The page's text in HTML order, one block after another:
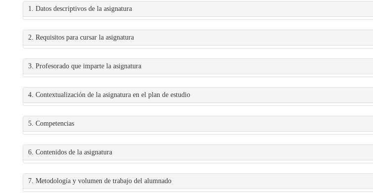
1. Datos descriptivos de la asignatura
2. Requisitos para cursar la asignatura
3. Profesorado que imparte la asignatura
4. Contextualización de la asignatura en el plan de estudio
5. Competencias
6. Contenidos de la asignatura
7. Metodología y volumen de trabajo del alumnado